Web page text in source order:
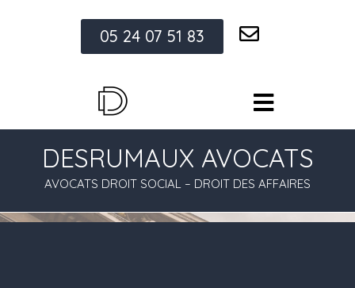
05 24 07 51 83
DESRUMAUX AVOCATS
AVOCATS DROIT SOCIAL – DROIT DES AFFAIRES